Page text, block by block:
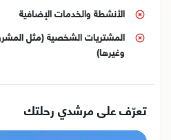
الأنشطة والخدمات الإضافية
المشتريات الشخصية (مثل
وغيرها)
تعرّف على مرشدي رحلتك